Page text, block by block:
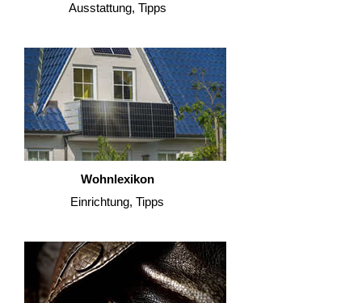
Ausstattung, Tipps
Wohnlexikon
Einrichtung, Tipps